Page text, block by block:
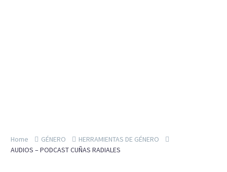
Home GÉNERO
HERRAMIENTAS DE GÉNERO
AUDIOS – PODCAST CUÑAS RADIALES